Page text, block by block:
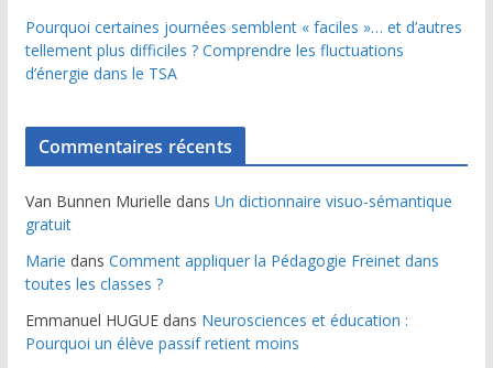
Pourquoi certaines journées semblent « faciles »… et d’autres
tellement plus difficiles ? Comprendre les fluctuations
d’énergie dans le TSA
Commentaires récents
Van Bunnen Murielle dans Un dictionnaire visuo-sémantique
gratuit
Marie dans Comment appliquer la Pédagogie Freinet dans
toutes les classes ?
Emmanuel HUGUEdans Neurosciences et éducation :
Pourquoi un élève passif retient moins